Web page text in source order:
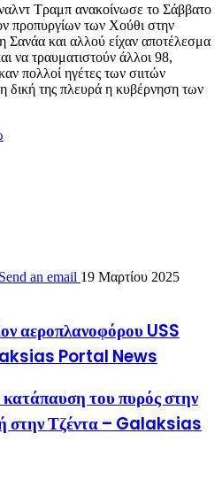
Τραμπ ανακοίνωσε το Σάββατο
προπυργίων των Χούθι στην
και αλλού είχαν αποτέλεσμα
να τραυματιστούν άλλοι 98,
πολλοί ηγέτες των σιιτών
δική της πλευρά η κυβέρνηση των
Send an email 19 Μαρτίου 2025
αεροπλανοφόρου USS
Portal News
του πυρός στην
στην Τζέντα – Galaksias